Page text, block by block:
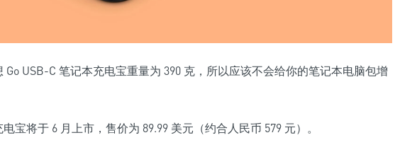
Go USB-C 笔记本充电宝重量为 390 克，所以应该不会给你的笔记本电脑包增
宝将于 6 月上市，售价为 89.99 美元（约合人民币 579 元）。